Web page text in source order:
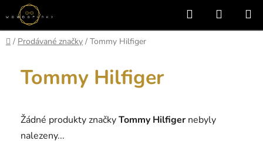
Přejít
na
obsah
Hledat
KOŠÍK
Domů
/ Prodávané značky / Tommy Hilfiger
Tommy Hilfiger
Žádné produkty značkyTommy Hilfiger nebyly
nalezeny...